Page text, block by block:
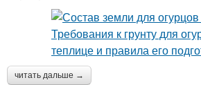
читать дальше →